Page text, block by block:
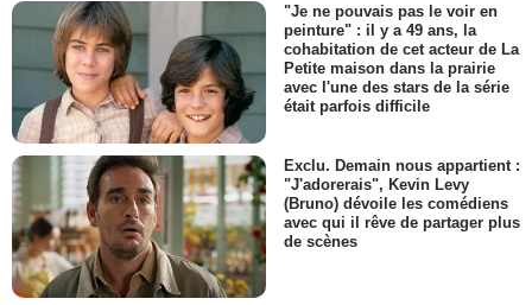
"Je ne pouvais pas le voir en
peinture" : il y a 49 ans, la
cohabitation de cet acteur de La
Petite maison dans la prairie
avec l'une des stars de la série
était parfois difficile
Exclu. Demain nous appartient :
"J'adorerais", Kevin Levy
(Bruno) dévoile les comédiens
avec qui il rêve de partager plus
de scènes